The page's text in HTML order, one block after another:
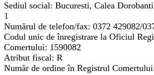
Sediul social: Bucuresti, Calea
1
Numărul de telefon/fax: 0372 429082/
Codul unic de înregistrare la Oficiul
Comertului: 1590082
Atribut fiscal: R
Număr de ordine în Registrul